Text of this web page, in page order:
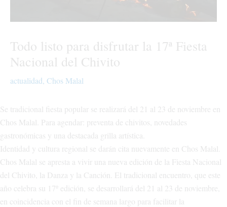
Todo listo para disfrutar la 17ª Fiesta
Nacional del Chivito
actualidad, Chos Malal
Se tradicional fiesta popular se realizará del 21 al 23 de noviembre en
Chos Malal. Para agendar: preventa de chivitos, novedades
gastronómicas y una destacada grilla artística.
Identidad y cultura regional se darán cita nuevamente en Chos Malal.
Chos Malal se apresta a vivir una nueva edición de la Fiesta Nacional
del Chivito, la Danza y la Canción. El tradicional encuentro, que este
año celebra su 17º edición, se desarrollará del 21 al 23 de noviembre,
en coincidencia con el fin de semana largo para facilitar la